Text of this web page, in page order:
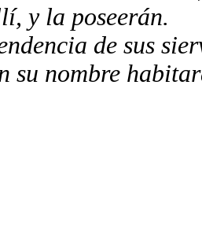
y la poseerán.
de sus
su nombre